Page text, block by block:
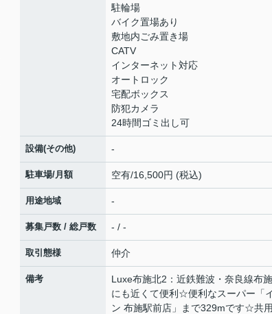
駐輪場
バイク置場あり
敷地内ごみ置き場
CATV
インターネット対応
オートロック
宅配ボックス
防犯カメラ
24時間ゴミ出し可
設備(その他) -
駐車場/月額 空有/16,500円 (税込)
用途地域 -
募集戸数 / 総戸数 - / -
取引態様 仲介
備考
Luxe布施北2：近鉄難波・奈良線布
にも近くて便利☆便利なスーパー「
ン 布施駅前店」まで329mです☆共